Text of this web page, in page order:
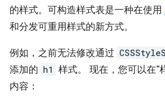
的样式。可构造样式表是一种在使用
和分发可重用样式的新方式。
例如，之前无法修改通过
添加的 h1 样式。 现在，您可以在“
内容：